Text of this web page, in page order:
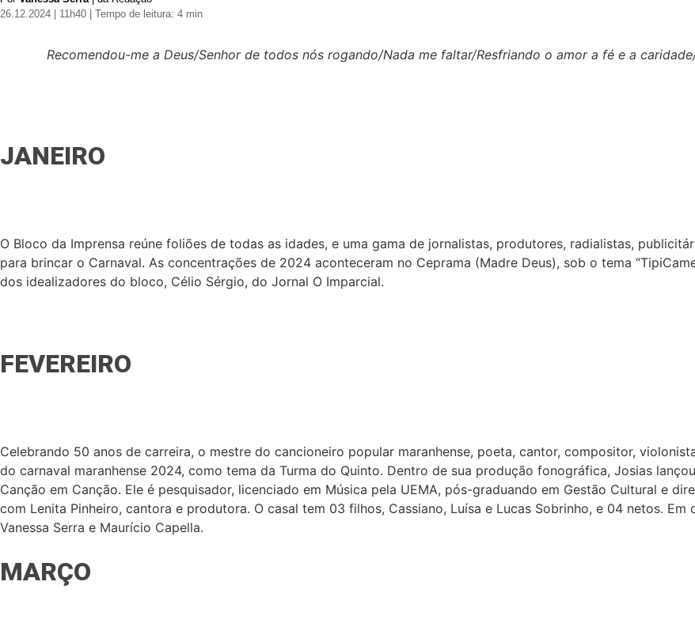
26.12.2024 | 11h40
| Tempo de leitura: 4 min
Recomendou-me a Deus/Senhor de todos nós rogando/Nada me faltar/Resfriando o amor a fé e a
JANEIRO
O Bloco da Imprensa reúne foliões de todas as idades, e uma gama de jornalistas, produtores, radialistas,
para brincar o Carnaval. As concentrações de 2024 aconteceram no Ceprama (Madre Deus), sob o tema
dos idealizadores do bloco, Célio Sérgio, do Jornal O Imparcial.
FEVEREIRO
Celebrando 50 anos de carreira, o mestre do cancioneiro popular maranhense, poeta, cantor, compositor,
do carnaval maranhense 2024, como tema da Turma do Quinto. Dentro de sua produção fonográfica, Josias
Canção em Canção. Ele é pesquisador, licenciado em Música pela UEMA, pós-graduando em Gestão Cultural e
com Lenita Pinheiro, cantora e produtora. O casal tem 03 filhos, Cassiano, Luísa e Lucas Sobrinho, e 04 netos.
Vanessa Serra e Maurício Capella.
MARÇO